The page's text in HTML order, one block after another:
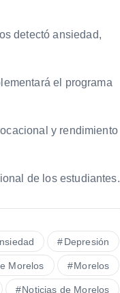
detectó ansiedad,
el programa
y rendimiento
de los estudiantes.
Depresión
Morelos Morelos
Noticias de Morelos